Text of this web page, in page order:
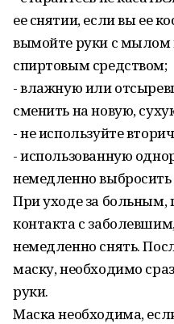
ее снятии, если вы ее
вымойте руки с мылом
спиртовым средством;
- влажную или
сменить на новую,
- не используйте
- использованную
немедленно
При уходе за больным,
контакта с
немедленно снять.
маску, необходимо
руки.
Маска необходима,